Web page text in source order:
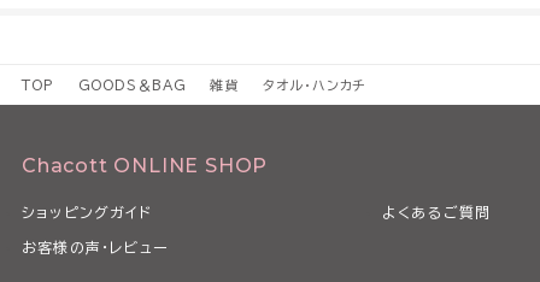
TOP GOODS＆BAG 雑貨 タオル・ハンカチ
Chacott ONLINE SHOP
ショッピングガイド よくあるご質問
お客様の声・レビュー